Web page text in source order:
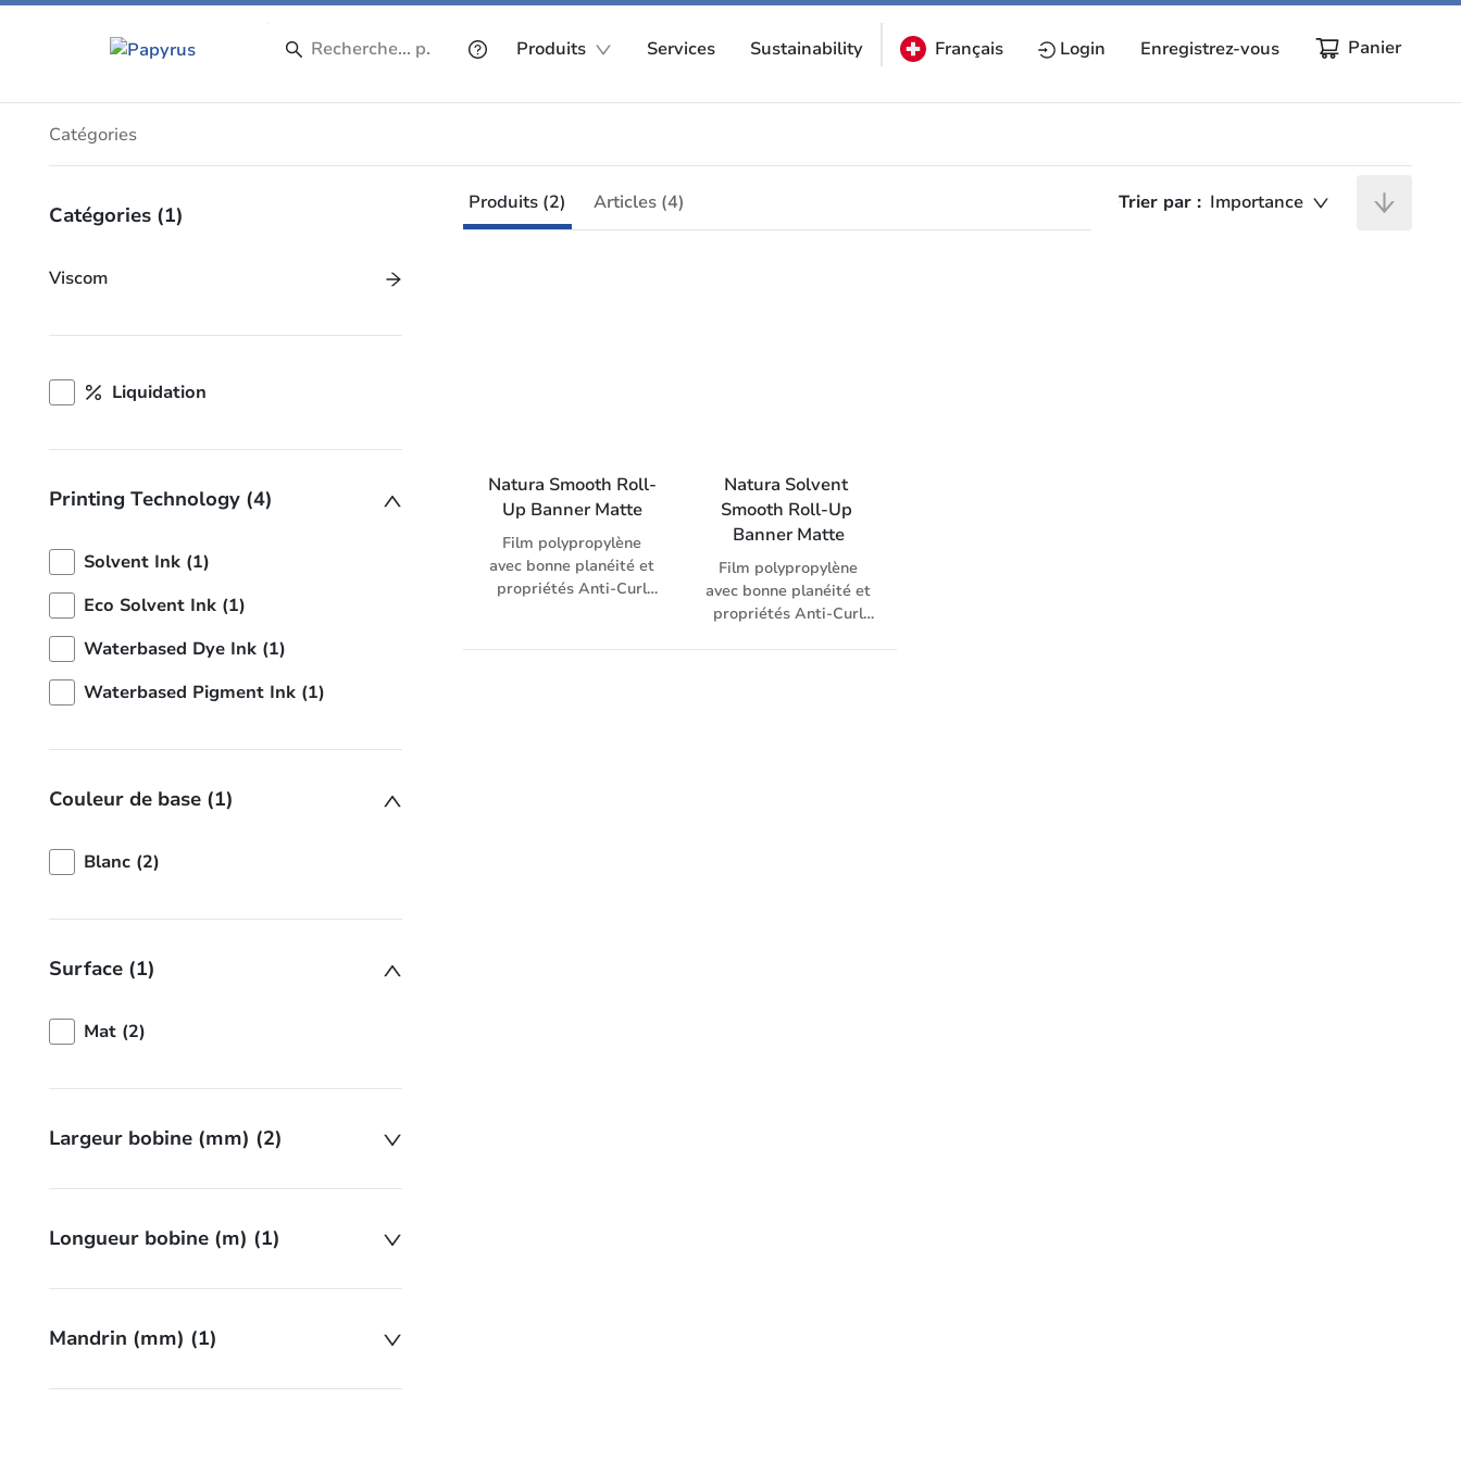
Produits Services Sustainability Français Login Enregistrez-vous Panier
Produits
Catégories
Catégories (1)
Viscom
Liquidation
Printing Technology (4)
Solvent Ink (1)
Eco Solvent Ink (1)
Waterbased Dye Ink (1)
Waterbased Pigment Ink (1)
Couleur de base (1)
Blanc (2)
Surface (1)
Mat (2)
Largeur bobine (mm) (2)
Longueur bobine (m) (1)
Mandrin (mm) (1)
Produits (2) Articles (4) Trier par : Importance
Natura Smooth Roll-
Up Banner Matte
Film polypropylène
avec bonne planéité et
propriétés Anti-Curl
systèmes d’affichage.
Natura Solvent
Smooth Roll-Up
Banner Matte
Film polypropylène
avec bonne planéité et
propriétés Anti-Curl